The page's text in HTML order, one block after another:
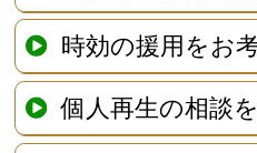
時効の援用をお
個人再生の相談